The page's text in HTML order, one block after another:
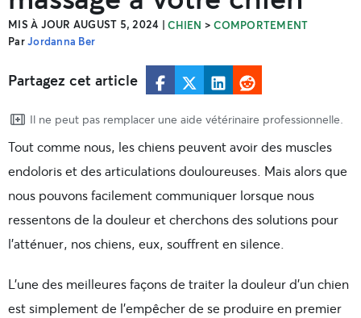
MIS À JOUR AUGUST 5, 2024 |CHIEN >COMPORTEMENT
ParJordanna Ber
Partagez cet article
Il ne peut pas remplacer une aide vétérinaire professionnelle.
Tout comme nous, les chiens peuvent avoir des muscles
endoloris et des articulations douloureuses. Mais alors que
nous pouvons facilement communiquer lorsque nous
ressentons de la douleur et cherchons des solutions pour
l’atténuer, nos chiens, eux, souffrent en silence.
L’une des meilleures façons de traiter la douleur d’un chien
est simplement de l’empêcher de se produire en premier